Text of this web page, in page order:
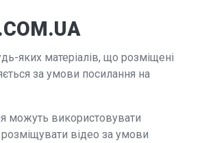
яких матеріалів, що розміщені
за умови посилання на
можуть використовувати
розміщувати відео за умови